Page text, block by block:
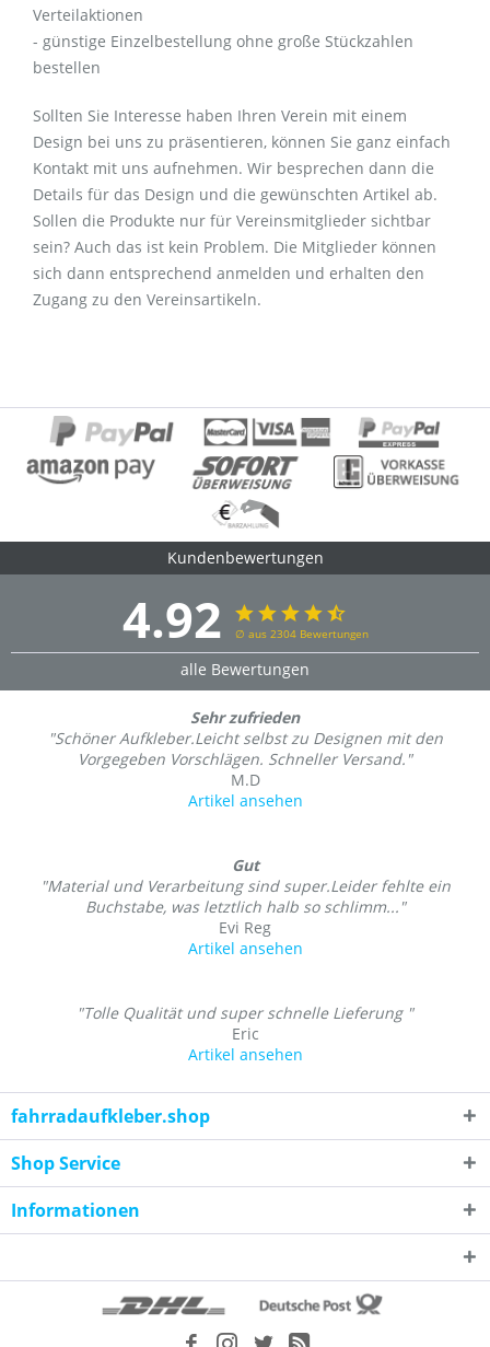
Verteilaktionen
- günstige Einzelbestellung ohne große Stückzahlen
bestellen
Sollten Sie Interesse haben Ihren Verein mit einem
Design bei uns zu präsentieren, können Sie ganz einfach
Kontakt mit uns aufnehmen. Wir besprechen dann die
Details für das Design und die gewünschten Artikel ab.
Sollen die Produkte nur für Vereinsmitglieder sichtbar
sein? Auch das ist kein Problem. Die Mitglieder können
sich dann entsprechend anmelden und erhalten den
Zugang zu den Vereinsartikeln.
Kundenbewertungen
4.92 ∅ aus 2304 Bewertungen
alle Bewertungen
Sehr zufrieden
"Schöner Aufkleber.Leicht selbst zu Designen mit den
Vorgegeben Vorschlägen. Schneller Versand."
M.D
Artikel ansehen
Gut
"Material und Verarbeitung sind super.Leider fehlte ein
Buchstabe, was letztlich halb so schlimm..."
Evi Reg
Artikel ansehen
"Tolle Qualität und super schnelle Lieferung "
Eric
Artikel ansehen
fahrradaufkleber.shop
Shop Service
Informationen